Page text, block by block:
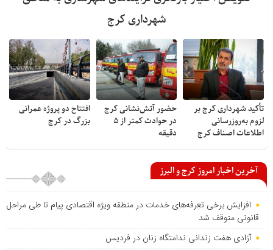
شهرداری کرج
تأکید شهرداری کرج بر
لزوم به‌روزرسانی
اطلاعات اصناف کرج
حضور آتش‌نشانی کرج
در حوادث کمتر از ۵
دقیقه
افتتاح دو پروژه عمرانی
بزرگ در کرج
آخرین اخبار امروز کرج و البرز
افزایش برخی تعرفه‌های خدمات در منطقه ویژه اقتصادی پیام تا طی مراحل
قانونی متوقف شد
آزادی هفت زندانی ندامتگاه زنان در فردیس